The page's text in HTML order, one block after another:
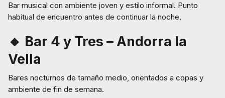
Bar musical con ambiente joven y estilo informal. Punto
habitual de encuentro antes de continuar la noche.
🔸 Bar 4 y Tres – Andorra la
Vella
Bares nocturnos de tamaño medio, orientados a copas y
ambiente de fin de semana.